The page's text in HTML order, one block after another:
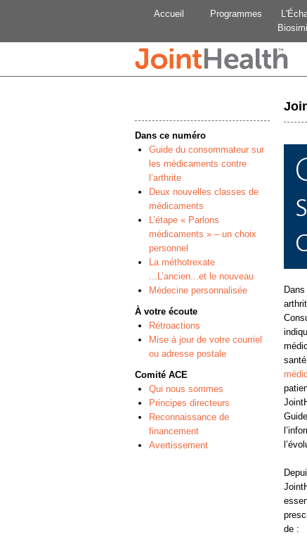
Accueil Programmes
Dans ce numéro
Guide du consommateur sur
les médicaments contre
l’arthrite
Deux nouvelles classes de
médicaments
L’étape « Parlons
médicaments » – un choix
personnel
La méthotrexate
...L’ancien...et le nouveau
Médecine personnalisée
À votre écoute
Rétroactions
Mise à jour de votre courriel
ou adresse postale
Comité ACE
Qui nous sommes
Principes directeurs
Reconnaissance de
financement
Avertissement
de :